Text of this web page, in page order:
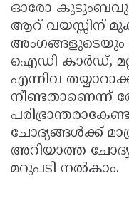
ഓരോ
ആറ് വയസ്സിന്
അംഗങ്ങളുടെയും
ഐഡി കാർഡ്,
എന്നിവ
നീണ്ടതാണെന്ന്
ചോദ്യങ്ങൾക്ക്
അറിയാത്ത
മറുപടി നൽകാം.